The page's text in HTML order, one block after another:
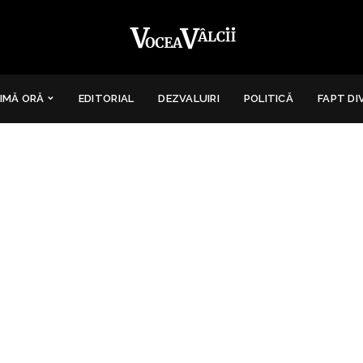
ORĂ EDITORIAL DEZVALUIRI POLITICĂ FAPT